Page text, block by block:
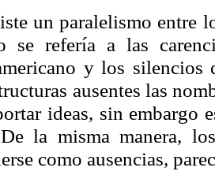
un paralelismo entre
se refería a las
y los
ausentes las
ideas, sin embargo
la misma manera,
como ausencias,